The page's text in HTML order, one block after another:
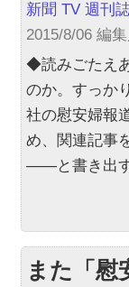
新聞 TV 週刊
2015/8/06 編
◆読みごたえ
のか。すっ
社の慰安婦報
め、関連記事
――と書き出
また「慰